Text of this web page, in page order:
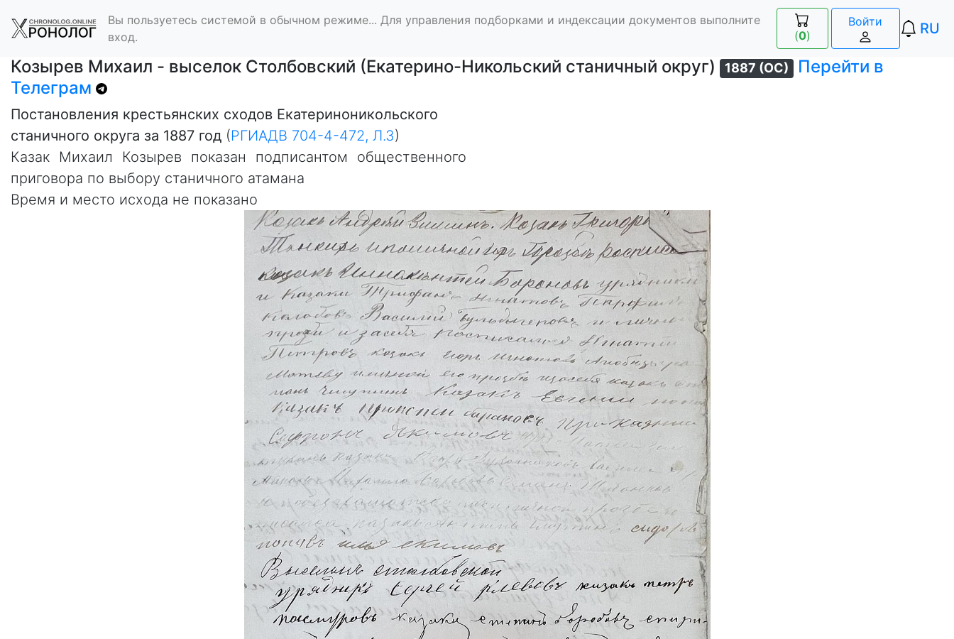
Вы пользуетесь системой в обычном режиме... Для управления подборками и индексации документов выполните
вход.
(0)
Войти RU
Козырев Михаил - выселок Столбовский (Екатерино-Никольский станичный округ) 1887 (ОС)
Перейти в
Телеграм
Постановления крестьянских сходов Екатериноникольского
станичного округа за 1887 год (РГИАДВ 704-4-472, Л.3)
Казак Михаил Козырев показан подписантом общественного
приговора по выбору станичного атамана
Время и место исхода не показано